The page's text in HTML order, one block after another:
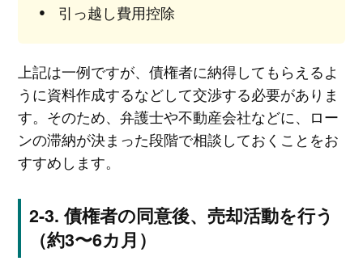
引っ越し費用控除
上記は一例ですが、債権者に納得してもらえるよ
うに資料作成するなどして交渉する必要がありま
す。そのため、弁護士や不動産会社などに、ロー
ンの滞納が決まった段階で相談しておくことをお
すすめします。
債権者の同意後、売却活動を行う
（約3〜6カ月）